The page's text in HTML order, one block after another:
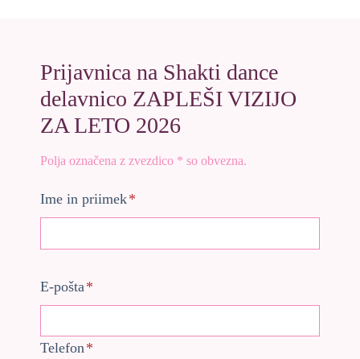
Prijavnica na Shakti dance
delavnico ZAPLEŠI VIZIJO
ZA LETO 2026
Polja označena z zvezdico * so obvezna.
Ime in priimek*
E-pošta *
Telefon*